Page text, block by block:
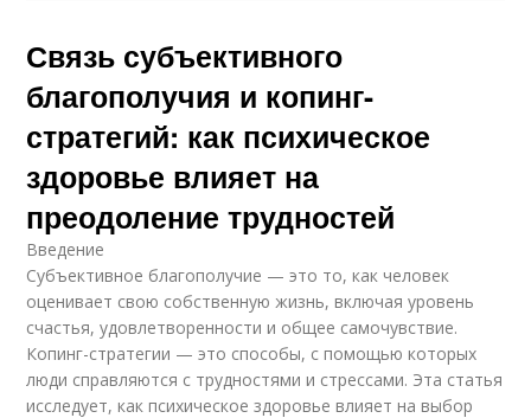
Связь субъективного
благополучия и копинг-
стратегий: как психическое
здоровье влияет на
преодоление трудностей
Введение
Субъективное благополучие — это то, как человек
оценивает свою собственную жизнь, включая уровень
счастья, удовлетворенности и общее самочувствие.
Копинг-стратегии — это способы, с помощью которых
люди справляются с трудностями и стрессами. Эта статья
исследует, как психическое здоровье влияет на выбор